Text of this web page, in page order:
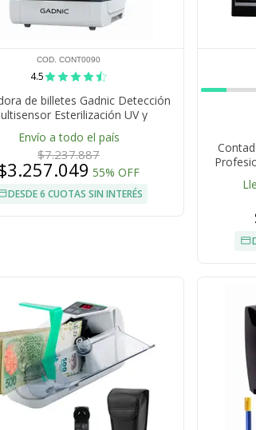
COD. CONT0090
4.5
de billetes Gadnic Detección
Esterilización UV y
Clasificación Multidivisa
Envío a todo el país
$7.237.887
55% OFF
DESDE 6 CUOTAS SIN INTERÉS